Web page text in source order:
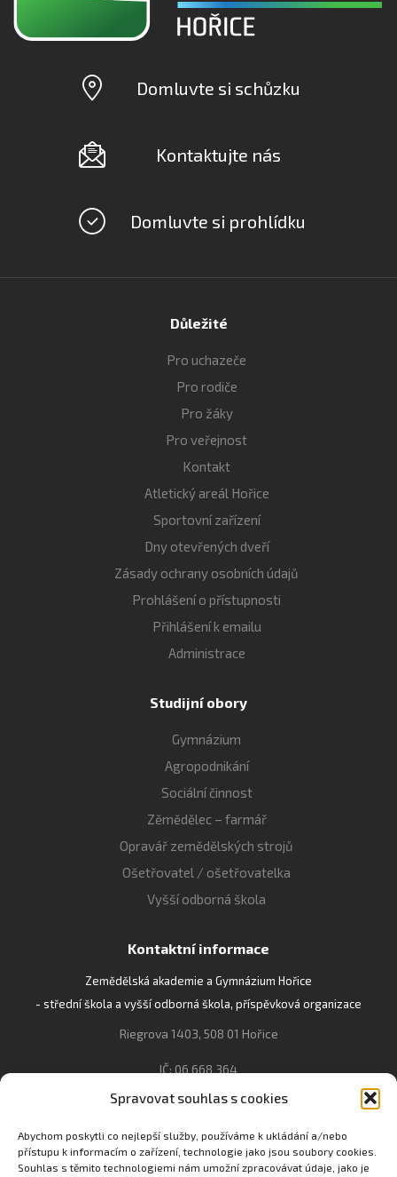
Spravovat souhlas s cookies
Abychom poskytli co nejlepší služby, používáme k ukládání a/nebo
přístupu k informacím o zařízení, technologie jako jsou soubory cookies.
Souhlas s těmito technologiemi nám umožní zpracovávat údaje, jako je
Domluvte si schůzku
Kontaktujte nás
Domluvte si prohlídku
Důležité
Pro uchazeče
Pro rodiče
Pro žáky
Pro veřejnost
Kontakt
Atletický areál Hořice
Sportovní zařízení
Dny otevřených dveří
Zásady ochrany osobních údajů
Prohlášení o přístupnosti
Přihlášení k emailu
Administrace
Studijní obory
Gymnázium
Agropodnikání
Sociální činnost
Zěmědělec – farmář
Opravář zemědělských strojů
Ošetřovatel / ošetřovatelka
Vyšší odborná škola
Kontaktní informace
Zemědělská akademie a Gymnázium Hořice
- střední škola a vyšší odborná škola, příspěvková organizace
Riegrova 1403, 508 01 Hořice
IČ: 06 668 364
493 623 021, 493 623 022
info@gozhorice.cz
www.zaghorice.cz